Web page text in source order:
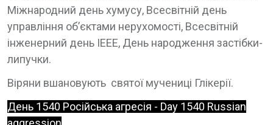
Міжнародний день хумусу, Всесвітній день
управління об’єктами нерухомості, Всесвітній
інженерний день IEEE, День народження застібки-
липучки.
Віряни вшановують святої мучениці Глікерії.
День 1540 Російська агресія - Day 1540 Russian